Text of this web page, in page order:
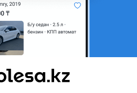
область
Седан
3 (бензин)